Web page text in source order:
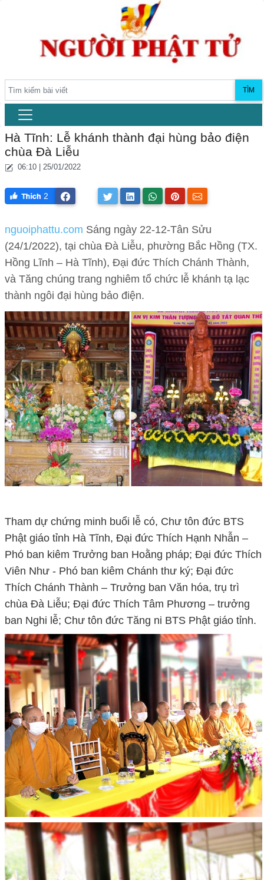
TÌM
Hà Tĩnh: Lễ khánh thành đại hùng bảo điện
chùa Đà Liễu
06:10 | 25/01/2022
2
nguoiphattu.com Sáng ngày 22-12-Tân Sửu
(24/1/2022), tại chùa Đà Liễu, phường Bắc Hồng (TX.
Hồng Lĩnh – Hà Tĩnh), Đại đức Thích Chánh Thành,
và Tăng chúng trang nghiêm tổ chức lễ khánh tạ lạc
thành ngôi đại hùng bảo điện.
Tham dự chứng minh buổi lễ có, Chư tôn đức BTS
Phật giáo tỉnh Hà Tĩnh, Đại đức Thích Hạnh Nhẫn –
Phó ban kiêm Trưởng ban Hoằng pháp; Đại đức Thích
Viên Như - Phó ban kiêm Chánh thư ký; Đại đức
Thích Chánh Thành – Trưởng ban Văn hóa, trụ trì
chùa Đà Liễu; Đại đức Thích Tâm Phương – trưởng
ban Nghi lễ; Chư tôn đức Tăng ni BTS Phật giáo tỉnh.